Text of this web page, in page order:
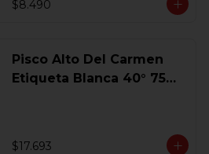
$8.490
Pisco Alto Del Carmen
Etiqueta Blanca 40° 750
$17.693